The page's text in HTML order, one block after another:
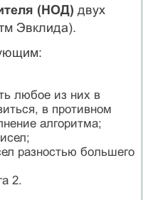
(НОД) двух
Эвклида).
любое из них в
в противном
алгоритма;
разностью большего
2.